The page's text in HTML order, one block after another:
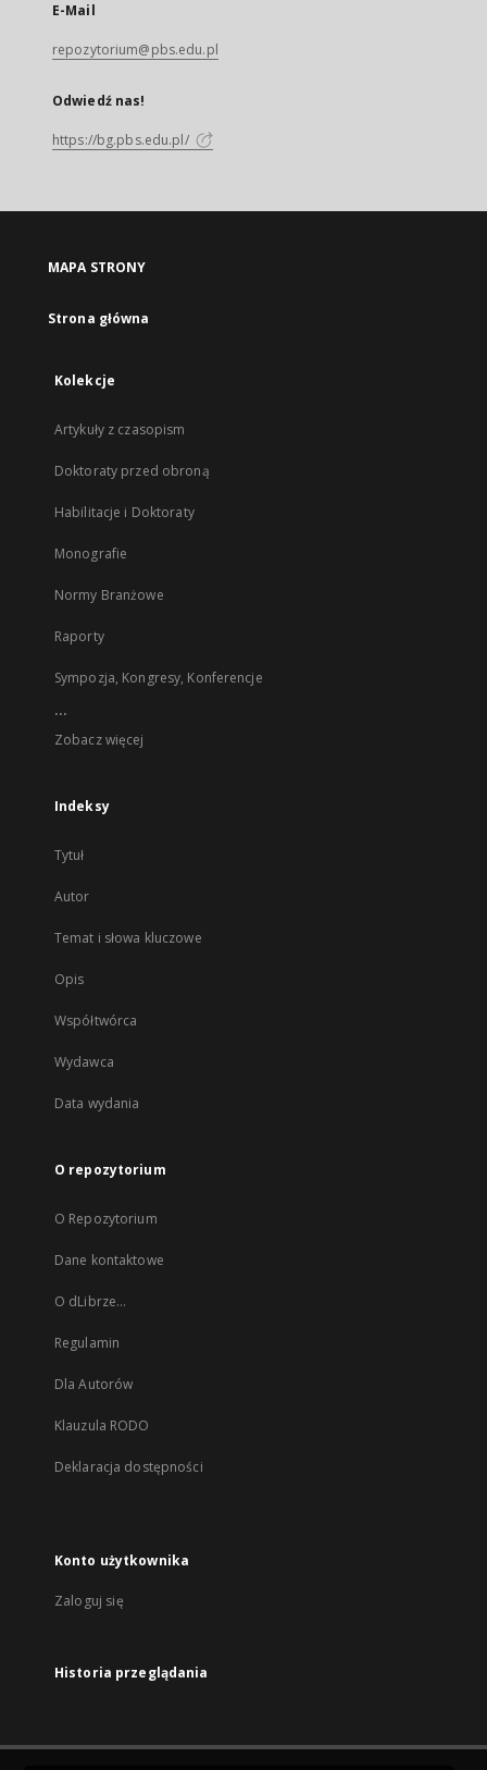
E-Mail
repozytorium@pbs.edu.pl
Odwiedź nas!
https://bg.pbs.edu.pl/
MAPA STRONY
Strona główna
Kolekcje
Artykuły z czasopism
Doktoraty przed obroną
Habilitacje i Doktoraty
Monografie
Normy Branżowe
Raporty
Sympozja, Kongresy, Konferencje
...
Zobacz więcej
Indeksy
Tytuł
Autor
Temat i słowa kluczowe
Opis
Współtwórca
Wydawca
Data wydania
O repozytorium
O Repozytorium
Dane kontaktowe
O dLibrze...
Regulamin
Dla Autorów
Klauzula RODO
Deklaracja dostępności
Konto użytkownika
Zaloguj się
Historia przeglądania